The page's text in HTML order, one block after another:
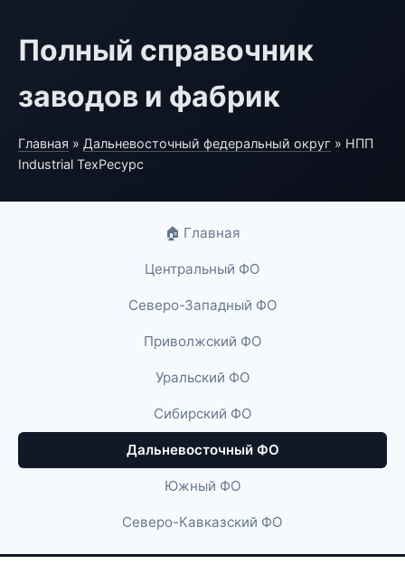
Полный справочник
заводов и фабрик
Главная » Дальневосточный федеральный округ » НПП
Industrial ТехРесурс
🏠 Главная
Центральный ФО
Северо-Западный ФО
Приволжский ФО
Уральский ФО
Сибирский ФО
Дальневосточный ФО
Южный ФО
Северо-Кавказский ФО